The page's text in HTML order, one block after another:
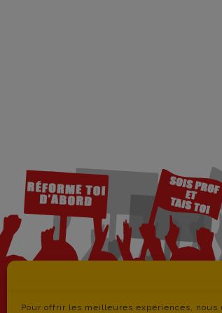
Pour offrir les meilleures expériences,